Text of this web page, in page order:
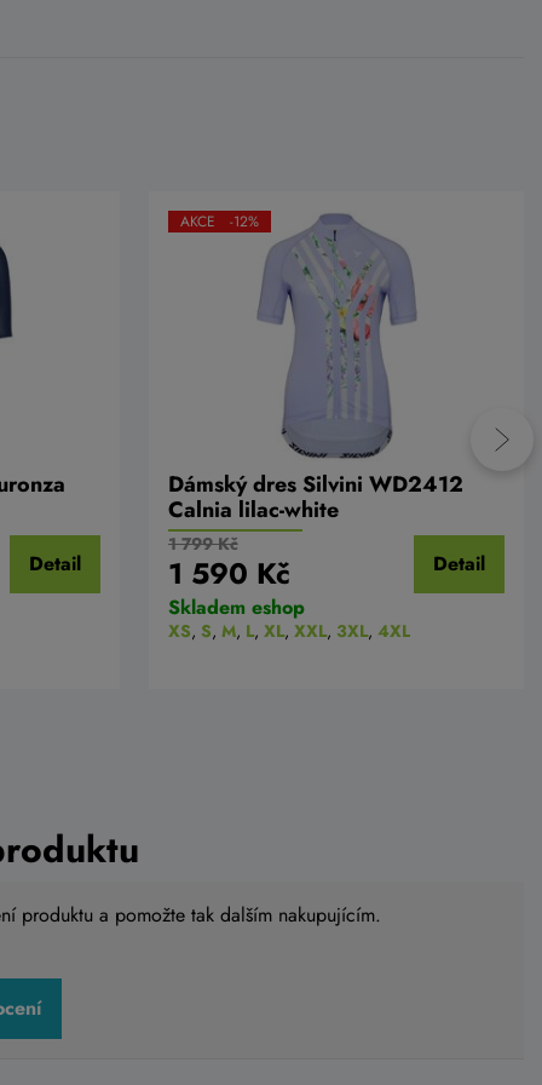
Detail
Dámský dres Silvini WD2412
Calnia lilac-white
AKCE -12%
1 799 Kč
1 590 Kč
Skladem eshop
XS, S, M, L, XL, XXL, 3XL, 4XL
Detail
produktu a pomožte tak dalším nakupujícím.